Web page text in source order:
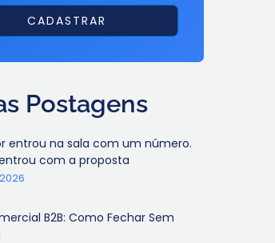
CADASTRAR
Postagens
entrou na sala com um número.
com a proposta
B2B: Como Fechar Sem